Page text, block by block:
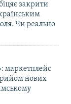
закрити
Чи реально
маркетплейс
нових